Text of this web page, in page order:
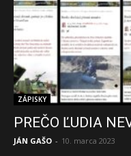
ZÁPISKY
PREČO ĽUDIA
JÁN GAŠO - 10. marca 2023